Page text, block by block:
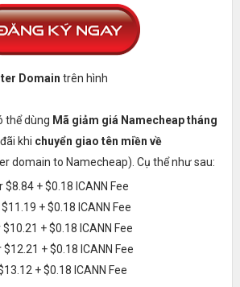
Domain trên hình
thể dùng Mã giảm giá Namecheap tháng
khi chuyển giao tên miền về
domain to Namecheap). Cụ thể như sau:
+ $0.18 ICANN Fee
+ $0.18 ICANN Fee
+ $0.18 ICANN Fee
$12.21 + $0.18 ICANN Fee
+ $0.18 ICANN Fee